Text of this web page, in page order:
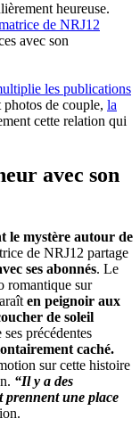
heureuse.
de NRJ12
avec son
les publications
photos de couple, la
cette relation qui
avec son
le mystère autour de
de NRJ12 partage
ses abonnés. Le
romantique sur
en peignoir aux
de soleil
précédentes
caché.
sur cette histoire
“Il y a des
prennent une place